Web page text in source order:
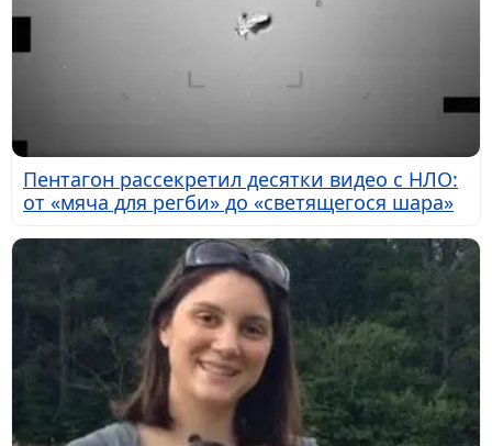
Пентагон рассекретил десятки видео с НЛО:
от «мяча для регби» до «светящегося шара»